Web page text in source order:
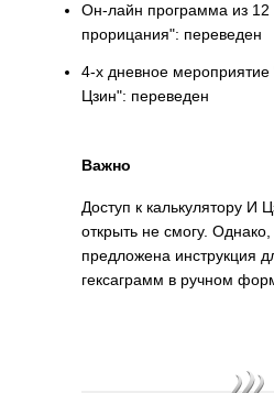
Он-лайн программа из
прорицания": переведен
4-х дневное
Цзин": переведен
Важно
Доступ к калькулятору И
открыть не смогу.
предложена инструкция
гексаграмм в ручном